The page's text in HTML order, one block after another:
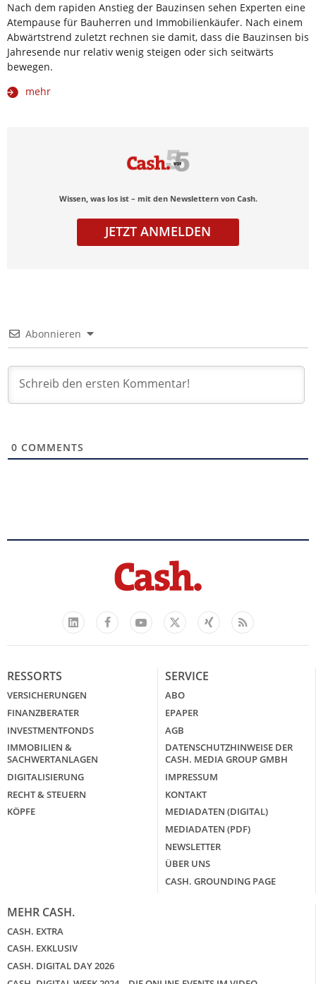
Nach dem rapiden Anstieg der Bauzinsen sehen Experten eine
Atempause für Bauherren und Immobilienkäufer. Nach einem
Abwärtstrend zuletzt rechnen sie damit, dass die Bauzinsen bis
Jahresende nur relativ wenig steigen oder sich seitwärts
bewegen.
mehr
Wissen, was los ist – mit den Newslettern von Cash.
JETZT ANMELDEN
Abonnieren
0 COMMENTS
LinkedIn
FacebookYouTube
X
Xing Feed
RESSORTS
VERSICHERUNGEN
FINANZBERATER
INVESTMENTFONDS
IMMOBILIEN &
SACHWERTANLAGEN
DIGITALISIERUNG
RECHT & STEUERN
KÖPFE
SERVICE
ABO
EPAPER
AGB
DATENSCHUTZHINWEISE DER
CASH. MEDIA GROUP GMBH
IMPRESSUM
KONTAKT
MEDIADATEN (DIGITAL)
MEDIADATEN (PDF)
NEWSLETTER
ÜBER UNS
CASH. GROUNDING PAGE
MEHR CASH.
CASH. EXTRA
CASH. EXKLUSIV
CASH. DIGITAL DAY 2026